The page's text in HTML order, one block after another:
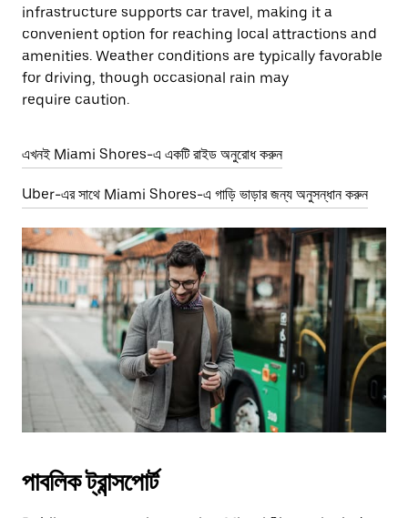
infrastructure supports car travel, making it a
convenient option for reaching local attractions and
amenities. Weather conditions are typically favorable
for driving, though occasional rain may
require caution.
এখনই Miami Shores-এ একটি রাইড অনুরোধ করুন
Uber-এর সাথে Miami Shores-এ গাড়ি ভাড়ার জন্য অনুসন্ধান করুন
পাবলিক ট্রান্সপোর্ট